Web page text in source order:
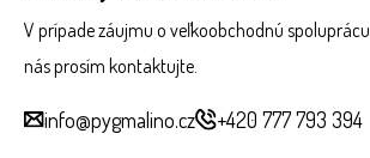
V prípade záujmu o veľkoobchodnú spoluprácu
nás prosím kontaktujte.
info@pygmalino.cz +420 777 793 394